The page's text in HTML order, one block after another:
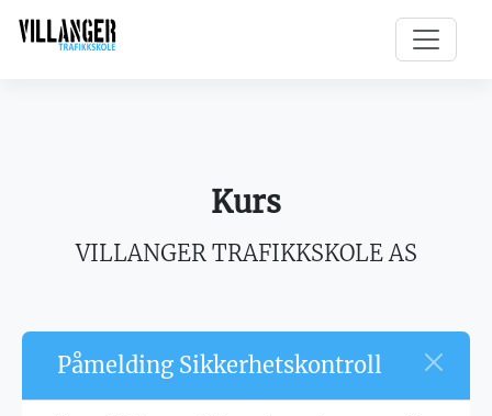
Kurs
VILLANGER TRAFIKKSKOLE AS
Påmelding Sikkerhetskontroll